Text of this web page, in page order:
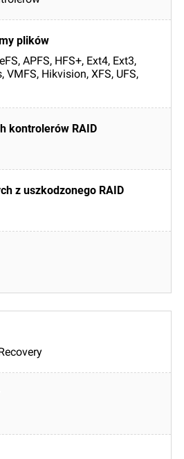
APFS, HFS+, Ext4, Ext3,
VMFS, Hikvision, XFS, UFS,